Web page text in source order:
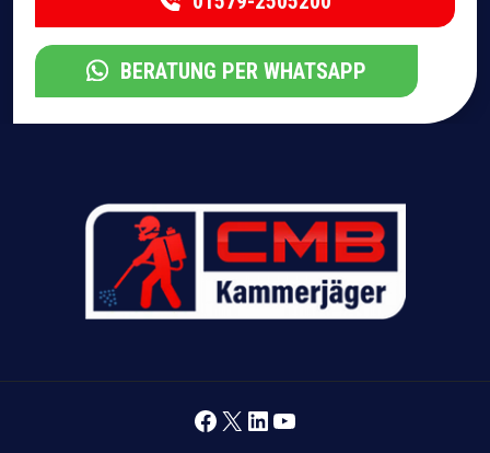
BERATUNG PER WHATSAPP
Facebook
X LinkedIn
YouTube